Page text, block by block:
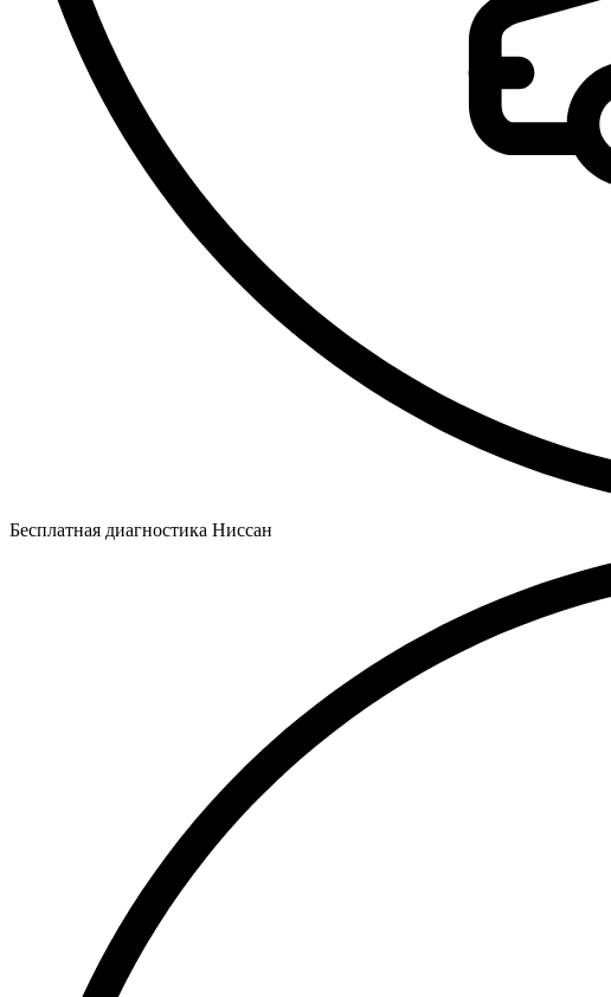
Бесплатная диагностика Ниссан